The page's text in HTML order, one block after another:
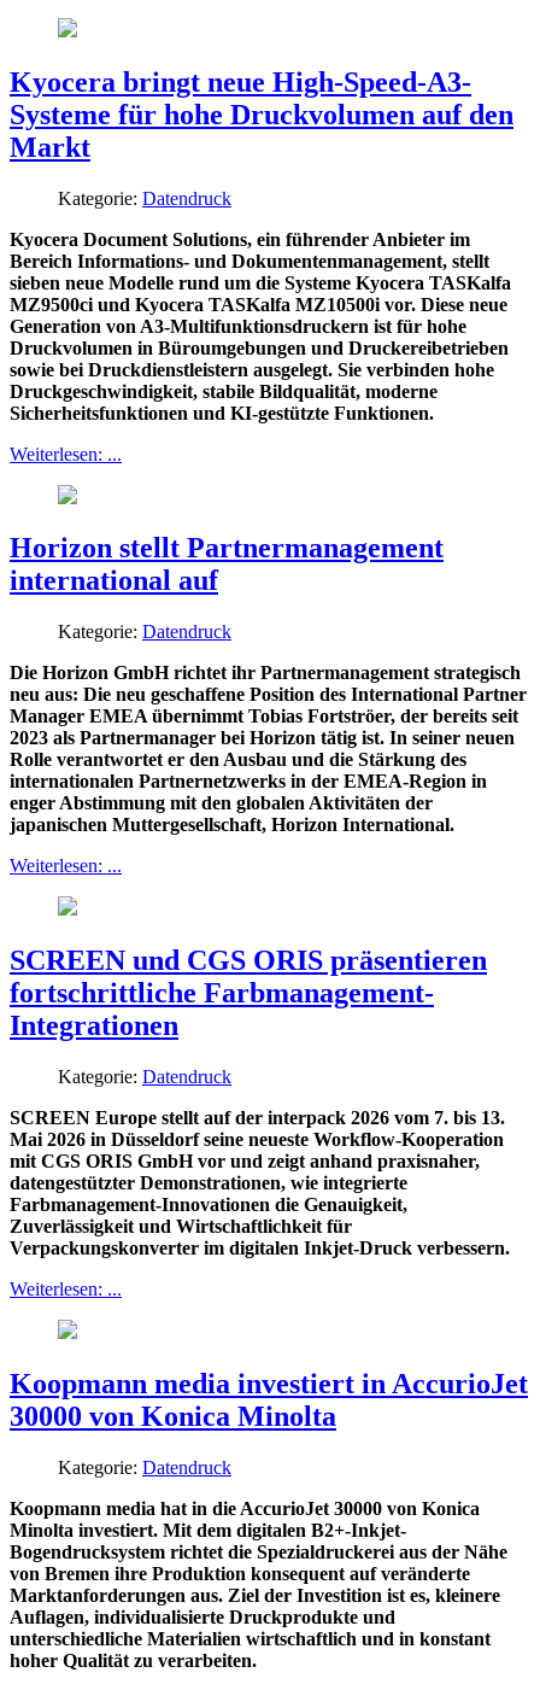
Kyocera bringt neue High-Speed-A3-
Systeme für hohe Druckvolumen auf den
Markt
Kategorie: Datendruck
Kyocera Document Solutions, ein führender Anbieter im
Bereich Informations- und Dokumentenmanagement, stellt
sieben neue Modelle rund um die Systeme Kyocera TASKalfa
MZ9500ci und Kyocera TASKalfa MZ10500i vor. Diese neue
Generation von A3-Multifunktionsdruckern ist für hohe
Druckvolumen in Büroumgebungen und Druckereibetrieben
sowie bei Druckdienstleistern ausgelegt. Sie verbinden hohe
Druckgeschwindigkeit, stabile Bildqualität, moderne
Sicherheitsfunktionen und KI-gestützte Funktionen.
Weiterlesen: ...
Horizon stellt Partnermanagement
international auf
Kategorie: Datendruck
Die Horizon GmbH richtet ihr Partnermanagement strategisch
neu aus: Die neu geschaffene Position des International Partner
Manager EMEA übernimmt Tobias Fortströer, der bereits seit
2023 als Partnermanager bei Horizon tätig ist. In seiner neuen
Rolle verantwortet er den Ausbau und die Stärkung des
internationalen Partnernetzwerks in der EMEA-Region in
enger Abstimmung mit den globalen Aktivitäten der
japanischen Muttergesellschaft, Horizon International.
Weiterlesen: ...
SCREEN und CGS ORIS präsentieren
fortschrittliche Farbmanagement-
Integrationen
Kategorie: Datendruck
SCREEN Europe stellt auf der interpack 2026 vom 7. bis 13.
Mai 2026 in Düsseldorf seine neueste Workflow-Kooperation
mit CGS ORIS GmbH vor und zeigt anhand praxisnaher,
datengestützter Demonstrationen, wie integrierte
Farbmanagement-Innovationen die Genauigkeit,
Zuverlässigkeit und Wirtschaftlichkeit für
Verpackungskonverter im digitalen Inkjet-Druck verbessern.
Weiterlesen: ...
Koopmann media investiert in AccurioJet
30000 von Konica Minolta
Kategorie: Datendruck
Koopmann media hat in die AccurioJet 30000 von Konica
Minolta investiert. Mit dem digitalen B2+-Inkjet-
Bogendrucksystem richtet die Spezialdruckerei aus der Nähe
von Bremen ihre Produktion konsequent auf veränderte
Marktanforderungen aus. Ziel der Investition ist es, kleinere
Auflagen, individualisierte Druckprodukte und
unterschiedliche Materialien wirtschaftlich und in konstant
hoher Qualität zu verarbeiten.